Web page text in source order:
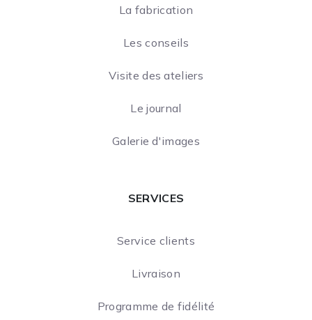
La fabrication
Les conseils
Visite des ateliers
Le journal
Galerie d'images
SERVICES
Service clients
Livraison
Programme de fidélité